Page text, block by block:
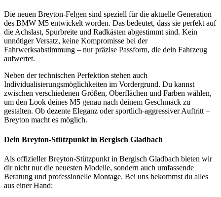
Die neuen Breyton-Felgen sind speziell für die aktuelle Generation
des BMW M5 entwickelt worden. Das bedeutet, dass sie perfekt auf
die Achslast, Spurbreite und Radkästen abgestimmt sind. Kein
unnötiger Versatz, keine Kompromisse bei der
Fahrwerksabstimmung – nur präzise Passform, die dein Fahrzeug
aufwertet.
Neben der technischen Perfektion stehen auch
Individualisierungsmöglichkeiten im Vordergrund. Du kannst
zwischen verschiedenen Größen, Oberflächen und Farben wählen,
um den Look deines M5 genau nach deinem Geschmack zu
gestalten. Ob dezente Eleganz oder sportlich-aggressiver Auftritt –
Breyton macht es möglich.
Dein Breyton-Stützpunkt in Bergisch Gladbach
Als offizieller Breyton-Stützpunkt in Bergisch Gladbach bieten wir
dir nicht nur die neuesten Modelle, sondern auch umfassende
Beratung und professionelle Montage. Bei uns bekommst du alles
aus einer Hand: